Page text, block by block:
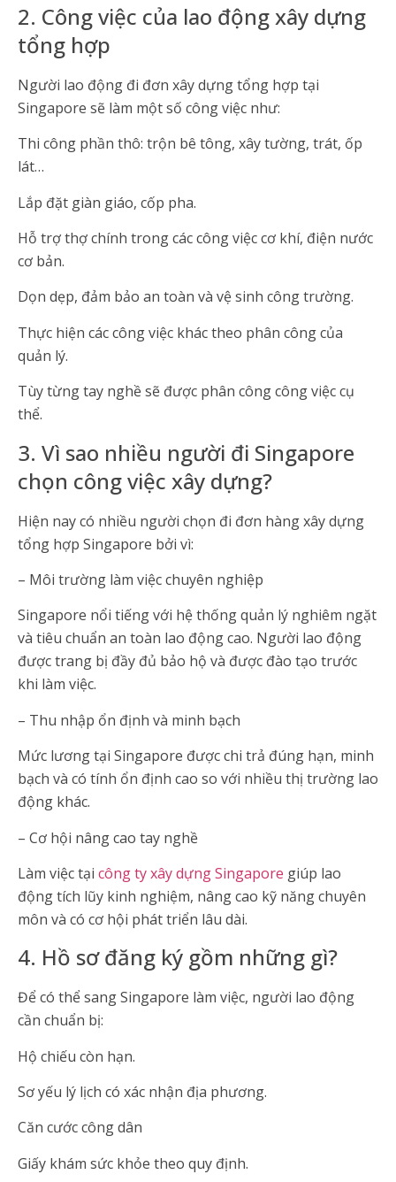
2. Công việc của lao động xây dựng
tổng hợp
Người lao động đi đơn xây dựng tổng hợp tại
Singapore sẽ làm một số công việc như:
Thi công phần thô: trộn bê tông, xây tường, trát, ốp
lát…
Lắp đặt giàn giáo, cốp pha.
Hỗ trợ thợ chính trong các công việc cơ khí, điện nước
cơ bản.
Dọn dẹp, đảm bảo an toàn và vệ sinh công trường.
Thực hiện các công việc khác theo phân công của
quản lý.
Tùy từng tay nghề sẽ được phân công công việc cụ
thể.
3. Vì sao nhiều người đi Singapore
chọn công việc xây dựng?
Hiện nay có nhiều người chọn đi đơn hàng xây dựng
tổng hợp Singapore bởi vì:
– Môi trường làm việc chuyên nghiệp
Singapore nổi tiếng với hệ thống quản lý nghiêm ngặt
và tiêu chuẩn an toàn lao động cao. Người lao động
được trang bị đầy đủ bảo hộ và được đào tạo trước
khi làm việc.
– Thu nhập ổn định và minh bạch
Mức lương tại Singapore được chi trả đúng hạn, minh
bạch và có tính ổn định cao so với nhiều thị trường lao
động khác.
– Cơ hội nâng cao tay nghề
Làm việc tại công ty xây dựng Singapore giúp lao
động tích lũy kinh nghiệm, nâng cao kỹ năng chuyên
môn và có cơ hội phát triển lâu dài.
4. Hồ sơ đăng ký gồm những gì?
Để có thể sang Singapore làm việc, người lao động
cần chuẩn bị:
Hộ chiếu còn hạn.
Sơ yếu lý lịch có xác nhận địa phương.
Căn cước công dân
Giấy khám sức khỏe theo quy định.